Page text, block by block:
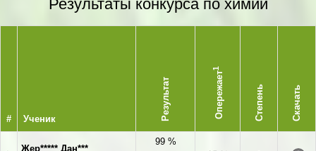
Результаты конкурса по химии
# Ученик Результат Опережает
1
Степень Скачать
Жер***** Дан***
99 %